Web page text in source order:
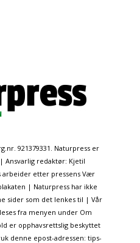
921379331. Naturpress er
Ansvarlig redaktør: Kjetil
arbeider etter pressens Vær
| Naturpress har ikke
sider som det lenkes til | Vår
fra menyen under Om
er opphavsrettslig beskyttet
denne epost-adressen: tips-